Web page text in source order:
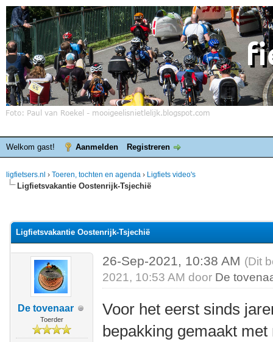
Welkom gast! Aanmelden Registreren
ligfietsers.nl › Toeren, tochten en agenda › Ligfiets video's
Ligfietsvakantie Oostenrijk-Tsjechië
Ligfietsvakantie Oostenrijk-Tsjechië
De tovenaar
Toerder
26-Sep-2021, 10:38 AM (Dit
2021, 10:53 AM door De
Voor het eerst sinds
bepakking gemaakt